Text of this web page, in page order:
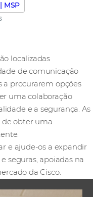
MSP
localizadas
de comunicação
a procurarem opções
uma colaboração
e a segurança. As
de obter uma
e ajude-os a expandir
seguras, apoiadas na
da Cisco.